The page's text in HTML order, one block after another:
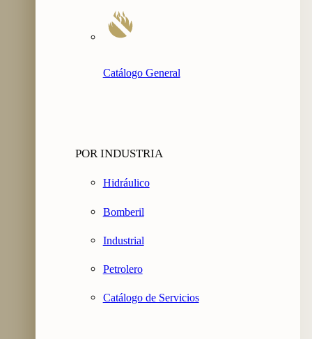
Catálogo General
POR INDUSTRIA
Hidráulico
Bomberil
Industrial
Petrolero
Catálogo de Servicios